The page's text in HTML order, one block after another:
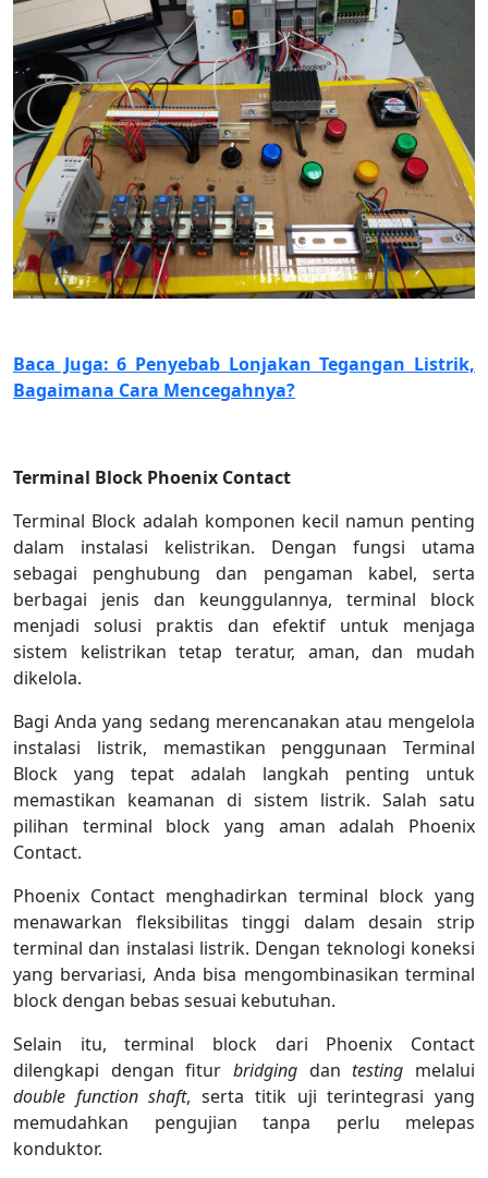
Baca Juga: 6 Penyebab Lonjakan Tegangan Listrik,
Bagaimana Cara Mencegahnya?
Terminal Block Phoenix Contact
Terminal Block adalah komponen kecil namun penting
dalam instalasi kelistrikan. Dengan fungsi utama
sebagai penghubung dan pengaman kabel, serta
berbagai jenis dan keunggulannya, terminal block
menjadi solusi praktis dan efektif untuk menjaga
sistem kelistrikan tetap teratur, aman, dan mudah
dikelola.
Bagi Anda yang sedang merencanakan atau mengelola
instalasi listrik, memastikan penggunaan Terminal
Block yang tepat adalah langkah penting untuk
memastikan keamanan di sistem listrik. Salah satu
pilihan terminal block yang aman adalah Phoenix
Contact.
Phoenix Contact menghadirkan terminal block yang
menawarkan fleksibilitas tinggi dalam desain strip
terminal dan instalasi listrik. Dengan teknologi koneksi
yang bervariasi, Anda bisa mengombinasikan terminal
block dengan bebas sesuai kebutuhan.
Selain itu, terminal block dari Phoenix Contact
dilengkapi dengan fitur bridging dantesting melalui
double function shaft, serta titik uji terintegrasi yang
memudahkan pengujian tanpa perlu melepas
konduktor.